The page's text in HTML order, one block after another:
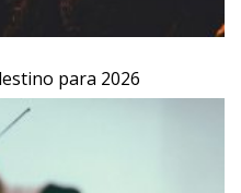
para 2026